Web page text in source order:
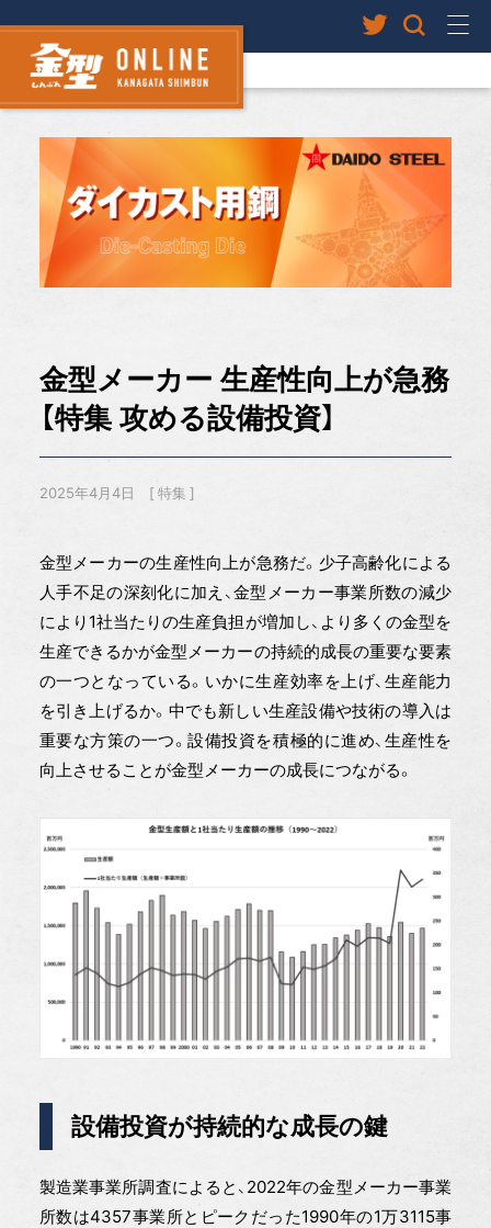
金型メーカー 生産性向上が急務
【特集 攻める設備投資】
2025年4月4日 特集
金型メーカーの生産性向上が急務だ。少子高齢化による
人手不足の深刻化に加え、金型メーカー事業所数の減少
により1社当たりの生産負担が増加し、より多くの金型を
生産できるかが金型メーカーの持続的成長の重要な要素
の一つとなっている。いかに生産効率を上げ、生産能力
を引き上げるか。中でも新しい生産設備や技術の導入は
重要な方策の一つ。設備投資を積極的に進め、生産性を
向上させることが金型メーカーの成長につながる。
設備投資が持続的な成長の鍵
製造業事業所調査によると、2022年の金型メーカー事業
所数は4357事業所とピークだった1990年の1万3115事